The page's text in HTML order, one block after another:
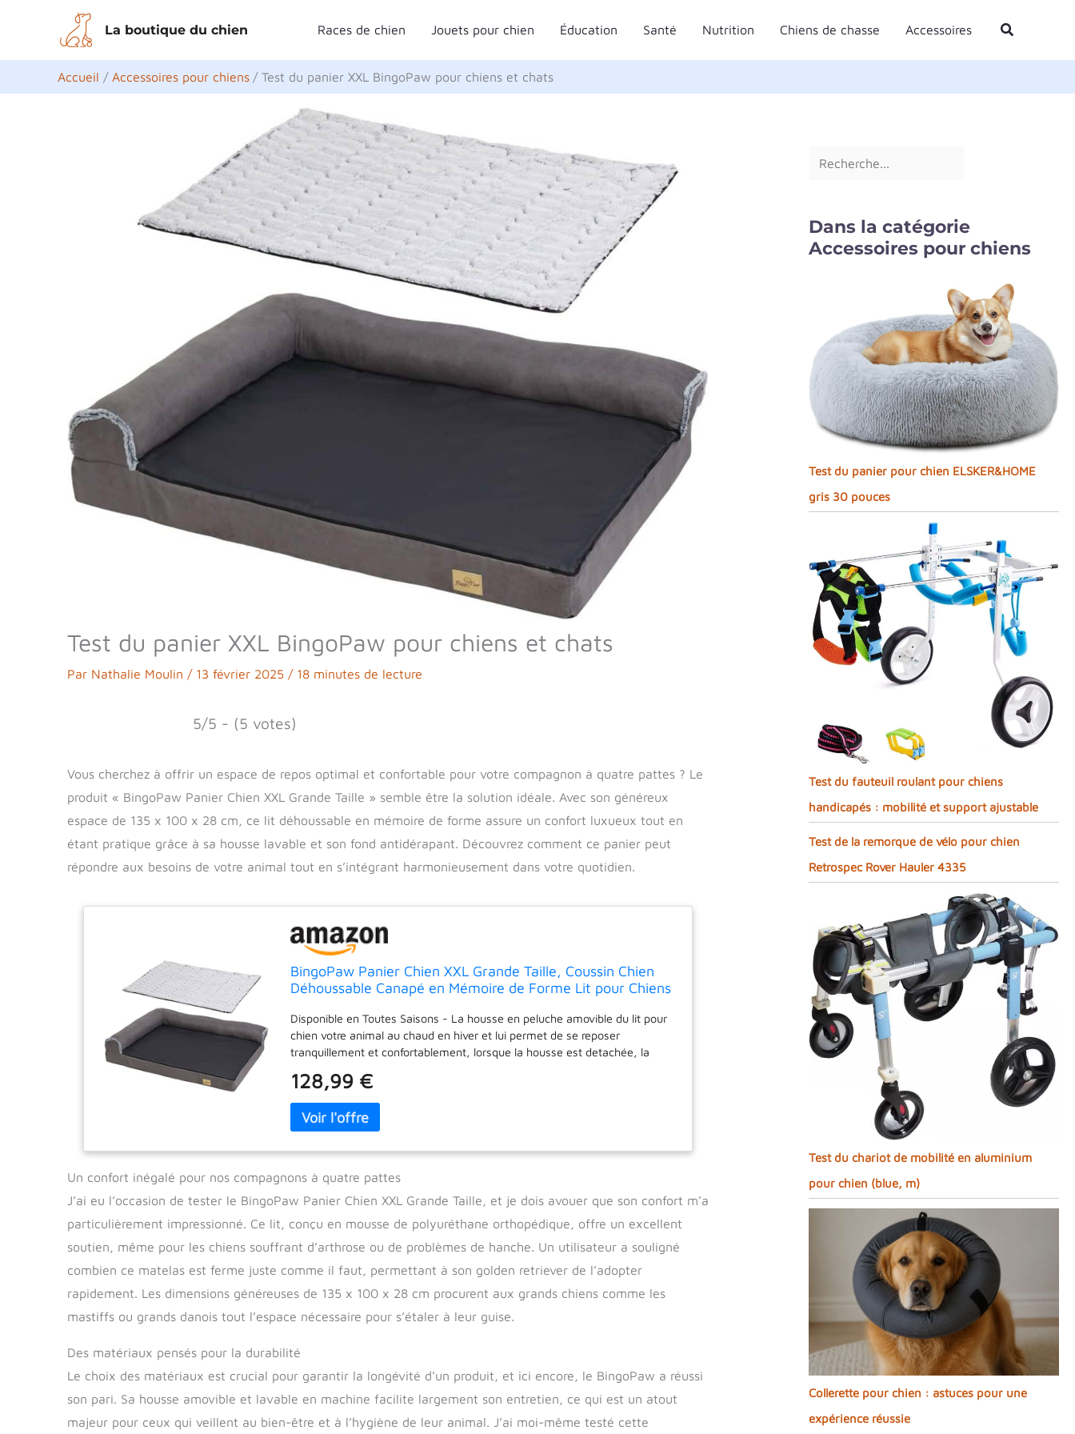
contenu
La boutique du chien Races de chien Jouets pour chien Éducation Santé Nutrition Chiens de chasse Accessoires Rechercher
Accueil Accessoires pour chiens Test du panier XXL BingoPaw pour chiens et chats
Test du panier XXL BingoPaw pour chiens et chats
Par Nathalie Moulin / 13 février 2025 / 18 minutes de lecture
5/5 - (5 votes)
Vous cherchez à offrir un espace de repos optimal et confortable pour votre compagnon à quatre pattes ? Le
produit « BingoPaw Panier Chien XXL Grande Taille » semble être la solution idéale. Avec son généreux
espace de 135 x 100 x 28 cm, ce lit déhoussable en mémoire de forme assure un confort luxueux tout en
étant pratique grâce à sa housse lavable et son fond antidérapant. Découvrez comment ce panier peut
répondre aux besoins de votre animal tout en s’intégrant harmonieusement dans votre quotidien.
BingoPaw Panier Chien XXL Grande Taille, Coussin Chien
Déhoussable Canapé en Mémoire de Forme Lit pour Chiens
Disponible en Toutes Saisons - La housse en peluche amovible du lit pour
chien votre animal au chaud en hiver et lui permet de se reposer
tranquillement et confortablement, lorsque la housse est detachée, la
et respirant en hiver Matelas Orthopédique Chien - Fabriqué avec des
matériaux améliorés 2023 (mousse haute résilience) qui offrent un soutien
uniformément réparti, ce lit chien orthopedique maintient la pression sur
les articulations et soulage les points de pression pour un repos plus
réparateur. Son matelas ne se déforme pas et garde son aspect d’origine
Soutiens latérales du tapis chien assurent confort et soutien, tandis que les
côtés ouverts permetent aux animaux de compagnie de petite taille, âgés
ou arthritiques de monter et descendre facilement, les soutiens latérales
tête idéal pour votre animal Imperméable et Antidérapant - Le revêtement
du coussin chien indestructible est étanche pour empêcher l'eau ou l'urine
de corroder le coussin anti stress chien, le dessous en tissu oxford 600D
est équipé de picots antidérapants pour l'empêcher de glisser sur les sols
lisses Conseil d'Utilisation - Depuis que notre pouf pour grand chien est
si vous constatez que le lit n'a pas reprit sa forme, veuillez souffler
l'éponge avec un sèche-cheveux ou le laisser ventilé pour 48 heures
128,99 €
Un confort inégalé pour nos compagnons à quatre pattes
J’ai eu l’occasion de tester le BingoPaw Panier Chien XXL Grande Taille, et je dois avouer que son confort m’a
particulièrement impressionné. Ce lit, conçu en mousse de polyuréthane orthopédique, offre un excellent
soutien, même pour les chiens souffrant d’arthrose ou de problèmes de hanche. Un utilisateur a souligné
combien ce matelas est ferme juste comme il faut, permettant à son golden retriever de l’adopter
rapidement. Les dimensions généreuses de 135 x 100 x 28 cm procurent aux grands chiens comme les
mastiffs ou grands danois tout l’espace nécessaire pour s’étaler à leur guise.
Des matériaux pensés pour la durabilité
Le choix des matériaux est crucial pour garantir la longévité d’un produit, et ici encore, le BingoPaw a réussi
son pari. Sa housse amovible et lavable en machine facilite largement son entretien, ce qui est un atout
majeur pour ceux qui veillent au bien-être et à l’hygiène de leur animal. J’ai moi-même testé cette
e
c
e
r
Dans la catégorie
Accessoires pour chiens
Test du panier pour chien ELSKER&HOME
gris 30 pouces
Test du fauteuil roulant pour chiens
handicapés : mobilité et support ajustable
Test de la remorque de vélo pour chien
Retrospec Rover Hauler 4335
Test du chariot de mobilité en aluminium
pour chien (blue, m)
Collerette pour chien : astuces pour une
expérience réussie